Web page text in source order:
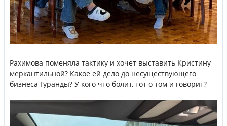
Рахимова поменяла тактику и хочет выставить Кристину
меркантильной? Какое ей дело до несуществующего
бизнеса Гуранды? У кого что болит, тот о том и говорит?